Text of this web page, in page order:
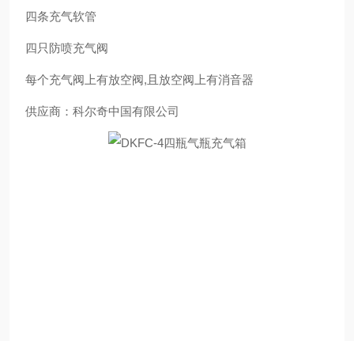
四条充气软管
四只防喷充气阀
每个充气阀上有放空阀,且放空阀上有消音器
供应商：科尔奇中国有限公司